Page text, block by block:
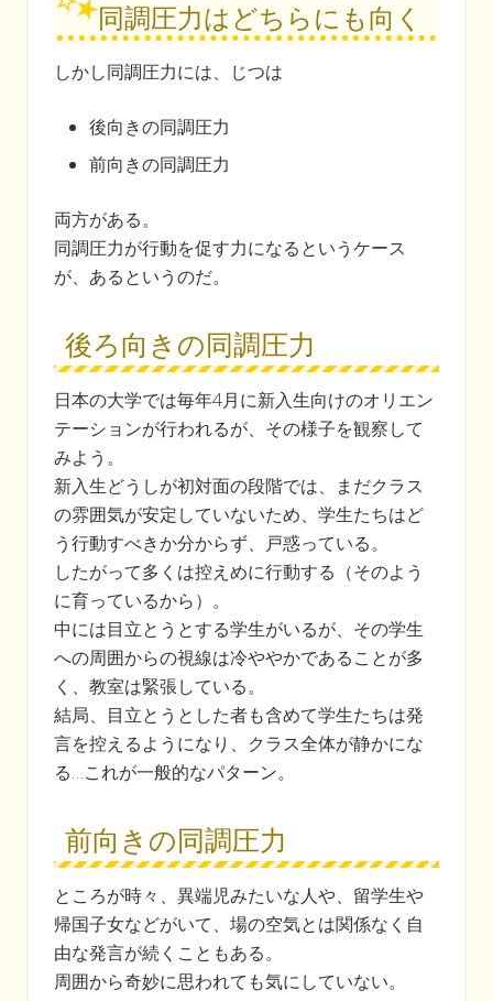
同調圧力はどちらにも向く
しかし同調圧力には、じつは
後向きの同調圧力
前向きの同調圧力
両方がある。
同調圧力が行動を促す力になるというケース
が、あるというのだ。
後ろ向きの同調圧力
日本の大学では毎年4月に新入生向けのオリエン
テーションが行われるが、その様子を観察して
みよう。
新入生どうしが初対面の段階では、まだクラス
の雰囲気が安定していないため、学生たちはど
う行動すべきか分からず、戸惑っている。
したがって多くは控えめに行動する（そのよう
に育っているから）。
中には目立とうとする学生がいるが、その学生
への周囲からの視線は冷ややかであることが多
く、教室は緊張している。
結局、目立とうとした者も含めて学生たちは発
言を控えるようになり、クラス全体が静かにな
る…これが一般的なパターン。
前向きの同調圧力
ところが時々、異端児みたいな人や、留学生や
帰国子女などがいて、場の空気とは関係なく自
由な発言が続くこともある。
周囲から奇妙に思われても気にしていない。